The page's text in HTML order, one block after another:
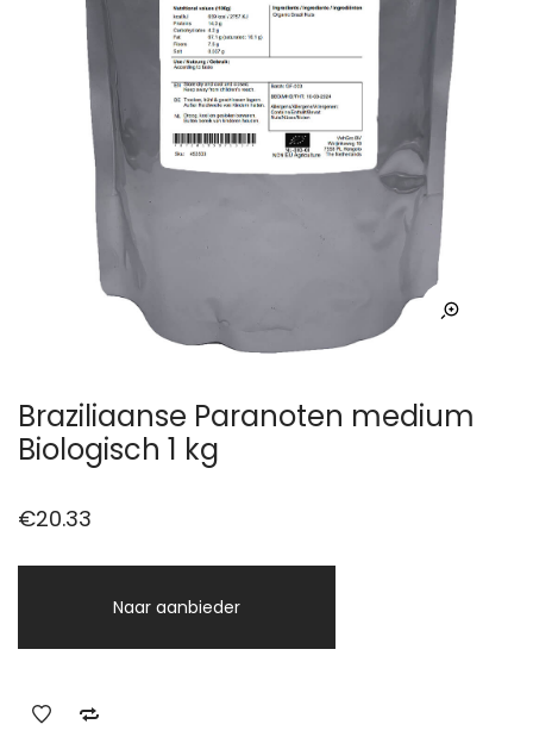
Braziliaanse Paranoten medium
Biologisch 1 kg
€20.33
Naar aanbieder